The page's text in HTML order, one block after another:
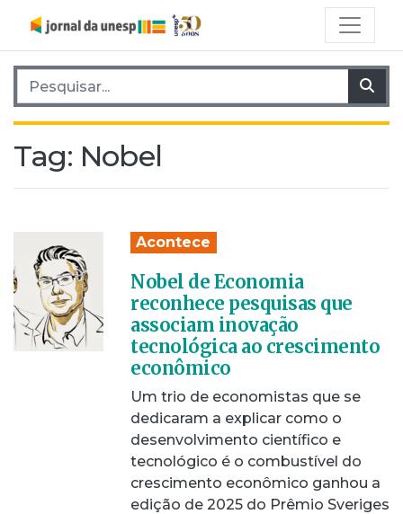
Pesquisar por:
Tag: Nobel
Acontece
Nobel de Economia
reconhece pesquisas que
associam inovação
tecnológica ao crescimento
econômico
Um trio de economistas que se
dedicaram a explicar como o
desenvolvimento científico e
tecnológico é o combustível do
crescimento econômico ganhou a
edição de 2025 do Prêmio Sveriges